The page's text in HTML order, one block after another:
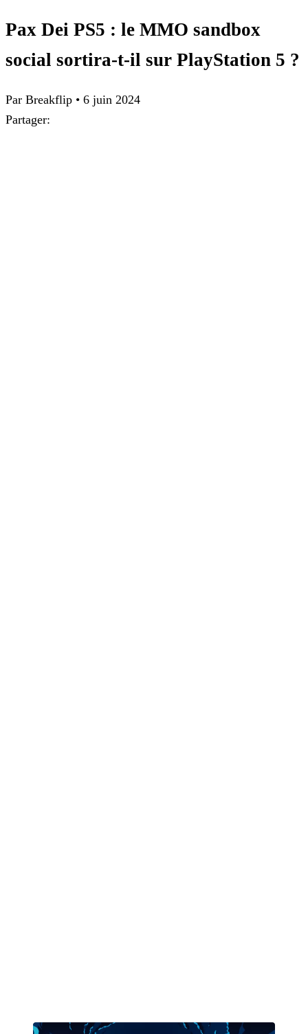
Pax Dei PS5 : le MMO sandbox
social sortira-t-il sur PlayStation 5 ?
Par Breakflip • 6 juin 2024
Partager: